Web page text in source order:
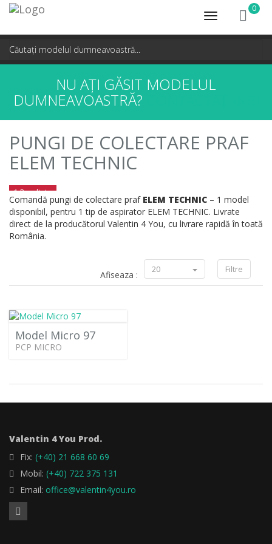
Toggle
navigation
0
NU AȚI GĂSIT MODELUL
DUMNEAVOASTRĂ?
PUNGI DE COLECTARE PRAF
ELEM TECHNIC
1 Rezultate
Comandă pungi de colectare praf ELEM TECHNIC – 1 model
disponibil, pentru 1 tip de aspirator ELEM TECHNIC. Livrate
direct de la producătorul Valentin 4 You, cu livrare rapidă în toată
România.
Filtre
Afiseaza : 20
Model Micro 97
PCP MICRO
Valentin 4 You Prod.
Fix: (+40) 21 668 60 69
Mobil: (+40) 722 375 131
Email: office@valentin4you.ro